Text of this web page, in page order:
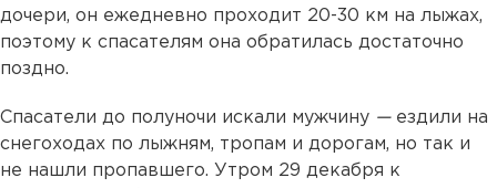
дочери, он ежедневно проходит 20-30 км на лыжах,
поэтому к спасателям она обратилась достаточно
поздно.
Спасатели до полуночи искали мужчину —ездили на
снегоходах по лыжням, тропам и дорогам, но так и
не нашли пропавшего. Утром 29 декабря к